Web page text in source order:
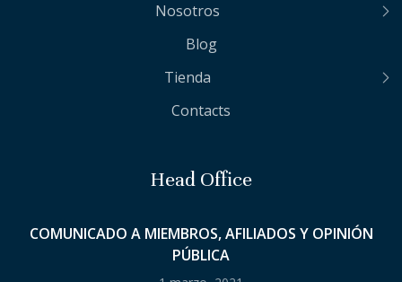
Nosotros
Blog
Tienda
Contacts
Head Office
COMUNICADO A MIEMBROS, AFILIADOS Y OPINIÓN
PÚBLICA